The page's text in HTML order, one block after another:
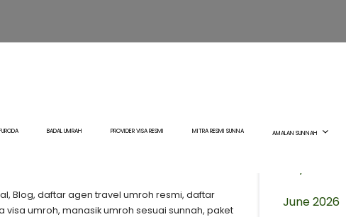
BADAL UMRAH PROVIDER VISA RESMI MITRA RESMI SUNNA AMALAN SUNNAH
Qur’an dan Hadis
, Blog, daftar agen travel umroh resmi, ⁠daftar
visa umroh, manasik umroh sesuai sunnah, paket
August 2026
June 2026